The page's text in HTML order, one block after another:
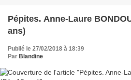
Pépites. Anne-Laure
ans)
Publié le 27/02/2018 à 18:39
Par Blandine